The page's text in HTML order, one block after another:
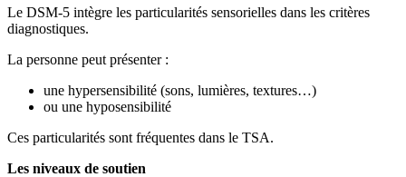
Le DSM-5 intègre les particularités sensorielles dans les critères
diagnostiques.
La personne peut présenter :
une hypersensibilité (sons, lumières, textures…)
ou une hyposensibilité
Ces particularités sont fréquentes dans le TSA.
Les niveaux de soutien